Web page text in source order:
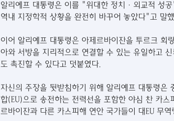
알리예프 대통령은 이를 "위대한 정치·외교적 성
역내 지정학적 상황을 완전히 바꾸어 놓았다"고 말
이어 알리예프 대통령은 아제르바이잔을 투르크 회
아와 서방을 지리적으로 연결할 수 있는 유일하고
도 촉진할 수 있다고 덧붙였다.
자신의 주장을 뒷받침하기 위해 알리예프 대통령은
합(EU)으로 송전하는 전력선을 포함한 야심 찬 카
르바이잔과 다른 카스피해 연안 국가들이 대EU 무